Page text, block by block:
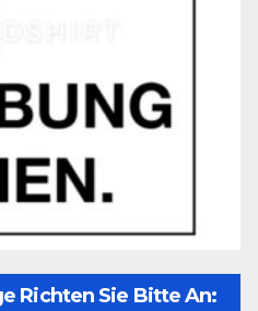
Richten Sie Bitte An: